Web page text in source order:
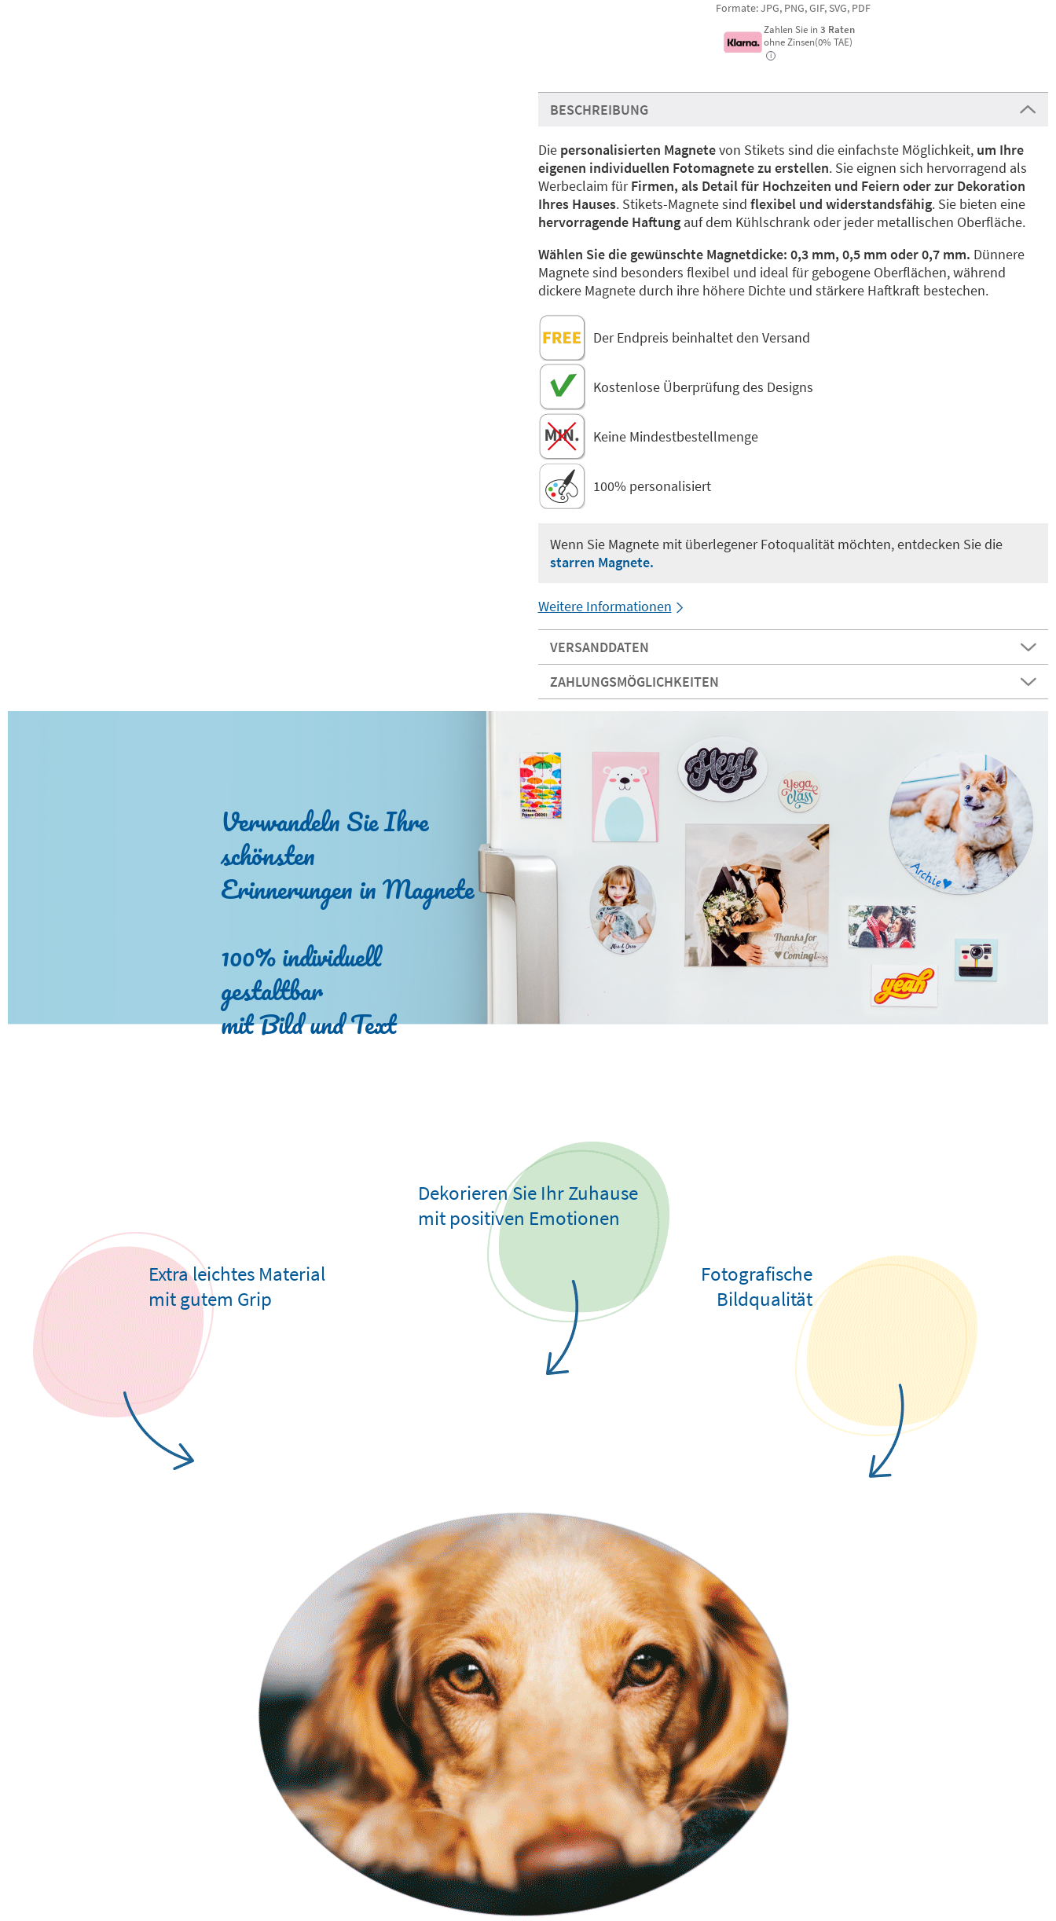
Formate: JPG, PNG, GIF, SVG, PDF
Zahlen Sie in3 Raten
ohne Zinsen(0% TAE)
i
BESCHREIBUNG
Die personalisierten Magnetevon Stikets sind die einfachste Möglichkeit,um Ihre
eigenen individuellen Fotomagnete zu erstellen. Sie eignen sich hervorragend als
Werbeclaim fürFirmen, als Detail für Hochzeiten und Feiern oder zur Dekoration
Ihres Hauses. Stikets-Magnete sind flexibel und widerstandsfähig. Sie bieten eine
hervorragende Haftungauf dem Kühlschrank oder jeder metallischen Oberfläche.
Wählen Sie die gewünschte Magnetdicke: 0,3 mm, 0,5 mm oder 0,7 mm. Dünnere
Magnete sind besonders flexibel und ideal für gebogene Oberflächen, während
dickere Magnete durch ihre höhere Dichte und stärkere Haftkraft bestechen.
Der Endpreis beinhaltet den Versand
Kostenlose Überprüfung des Designs
Keine Mindestbestellmenge
100% personalisiert
Wenn Sie Magnete mit überlegener Fotoqualität möchten, entdecken Sie die
starren Magnete.
Weitere Informationen
VERSANDDATEN
ZAHLUNGSMÖGLICHKEITEN
Verwandeln Sie Ihre
schönsten
Erinnerungen in Magnete
100% individuell
gestaltbar
mit Bild und Text
Dekorieren Sie Ihr Zuhause
mit positiven Emotionen
Extra leichtes Material
mit gutem Grip
Fotografische
Bildqualität